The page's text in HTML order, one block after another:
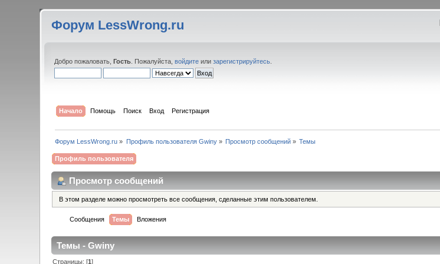
Форум LessWrong.ru
Добро пожаловать,Гость . Пожалуйста,войдите илизарегистрируйтесь
Начало Помощь Поиск Вход Регистрация
Форум LessWrong.ru » Профиль пользователя Gwiny» Просмотр сообщений » Темы
Профиль пользователя
Просмотр сообщений
В этом разделе можно просмотреть все сообщения, сделанные этим пользователем.
Сообщения Темы Вложения
Темы - Gwiny
Страницы: [1]